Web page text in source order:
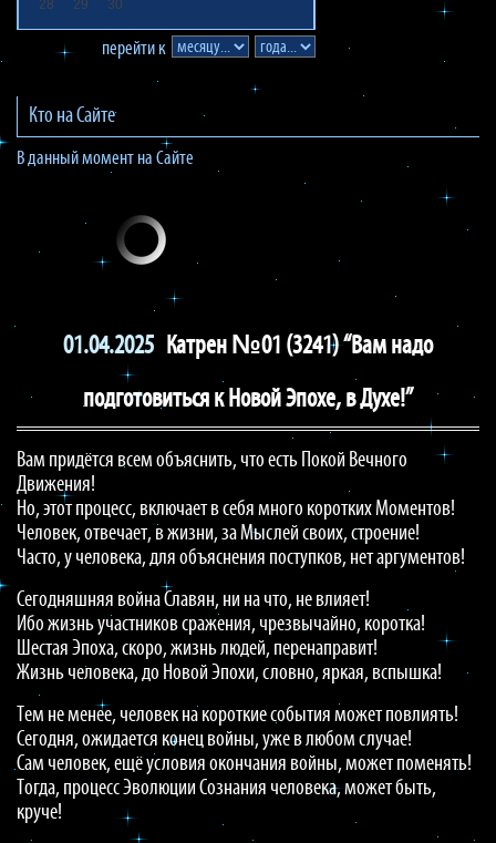
28
29 30
перейти к
Кто на Сайте
В данный момент на Сайте
01.04.2025 Катрен №01 (3241) “Вам надо
подготовиться к Новой Эпохе, в Духе!”
Вам придётся всем объяснить, что есть Покой Вечного
Движения!
Но, этот процесс, включает в себя много коротких Моментов!
Человек, отвечает, в жизни, за Мыслей своих, строение!
Часто, у человека, для объяснения поступков, нет аргументов!
Сегодняшняя война Славян, ни на что, не влияет!
Ибо жизнь участников сражения, чрезвычайно, коротка!
Шестая Эпоха, скоро, жизнь людей, перенаправит!
Жизнь человека, до Новой Эпохи, словно, яркая, вспышка!
Тем не менее, человек на короткие события может повлиять!
Сегодня, ожидается конец войны, уже в любом случае!
Сам человек, ещё условия окончания войны, может поменять!
Тогда, процесс Эволюции Сознания человека, может быть,
круче!